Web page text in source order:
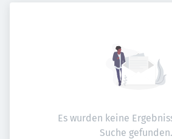
Es wurden keine
Suche gefunden.